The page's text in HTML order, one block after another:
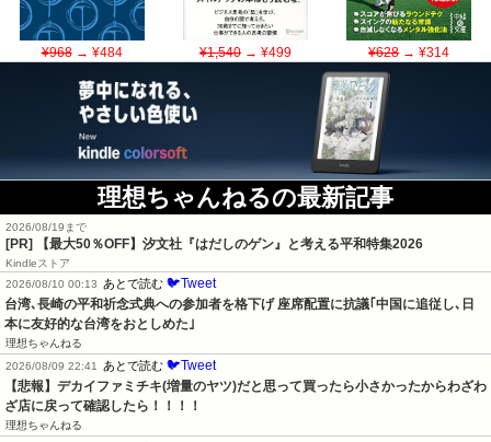
¥968→ ¥484 ¥1,540→ ¥499 ¥628→ ¥314
理想ちゃんねるの最新記事
2026/08/19まで
[PR] 【最大50％OFF】汐文社『はだしのゲン』と考える平和特集2026
Kindleストア
2026/08/10 00:13
あとで読む 🐦Tweet
台湾､長崎の平和祈念式典への参加者を格下げ 座席配置に抗議｢中国に追従し､日
本に友好的な台湾をおとしめた｣
理想ちゃんねる
2026/08/09 22:41
あとで読む 🐦Tweet
【悲報】デカイファミチキ(増量のヤツ)だと思って買ったら小さかったからわざわ
ざ店に戻って確認したら！！！！
理想ちゃんねる